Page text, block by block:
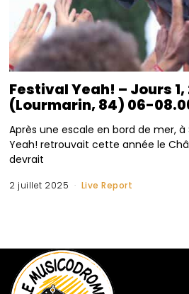
Festival Yeah! – Jours 1,
(Lourmarin, 84) 06-
Après une escale en bord de mer, à
Yeah! retrouvait cette année le
devrait
2 juillet 2025 Live Report